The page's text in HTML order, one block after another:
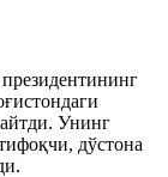
Унинг
дўстона